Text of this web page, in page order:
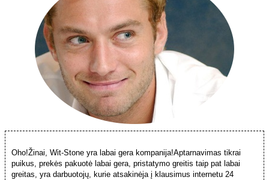
Oho!Žinai, Wit-Stone yra labai gera kompanija!Aptarnavimas tikrai
puikus, prekės pakuotė labai gera, pristatymo greitis taip pat labai
greitas, yra darbuotojų, kurie atsakinėja į klausimus internetu 24